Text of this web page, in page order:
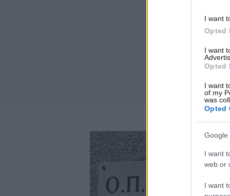
I want
Opted
I want
Opted
I want
of my
was
Opted
Google
I want
web or
I want